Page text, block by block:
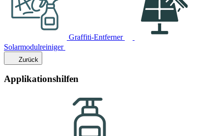
Graffiti-Entferner
Solarmodulreiniger
Zurück
Applikationshilfen